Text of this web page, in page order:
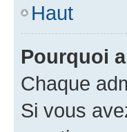
Haut
Pourquoi
Chaque
Si vous